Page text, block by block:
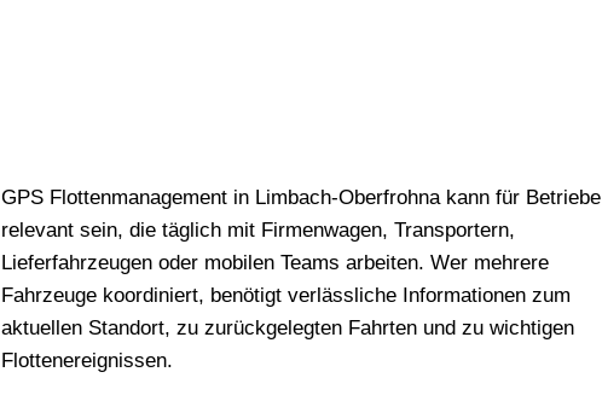
GPS Flottenmanagement in Limbach-Oberfrohna kann für Betriebe
relevant sein, die täglich mit Firmenwagen, Transportern,
Lieferfahrzeugen oder mobilen Teams arbeiten. Wer mehrere
Fahrzeuge koordiniert, benötigt verlässliche Informationen zum
aktuellen Standort, zu zurückgelegten Fahrten und zu wichtigen
Flottenereignissen.